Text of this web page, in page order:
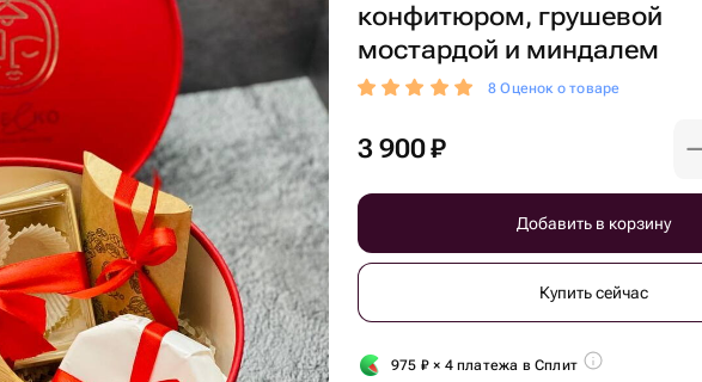
конфитюром, грушевой
мостардой и миндалем
8 Оценок о товаре
3 900₽
Добавить в корзину
Купить сейчас
975 ₽ × 4 платежа в Сплит